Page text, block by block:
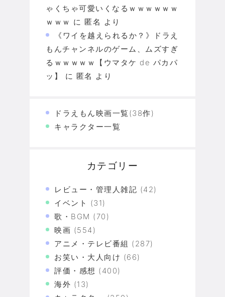
ゃくちゃ可愛いくなるｗｗｗｗｗｗ
ｗｗｗ に 匿名 より
《ワイを越えられるか？》ドラえ
もんチャンネルのゲーム、ムズすぎ
るｗｗｗｗｗ【ウマタケ de パカパ
ッ】
に 匿名 より
ドラえもん映画一覧(38作)
キャラクター一覧
カテゴリー
レビュー・管理人雑記 (42)
イベント (31)
歌・BGM (70)
映画 (554)
アニメ・テレビ番組 (287)
お笑い・大人向け (66)
評価・感想 (400)
海外 (13)